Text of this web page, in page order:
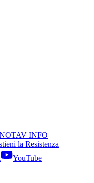
NOTAV INFO
la Resistenza
YouTube